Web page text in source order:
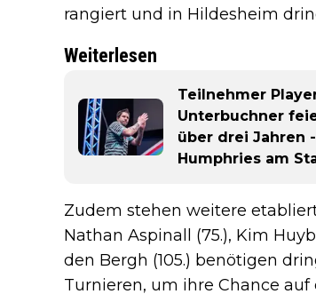
rangiert und in Hildesheim
Weiterlesen
Teilnehmer
Unterbuchner
über drei Jahren
Humphries am
Zudem stehen weitere
Nathan Aspinall (75.), Kim
den Bergh (105.) benötigen
Turnieren, um ihre Chance